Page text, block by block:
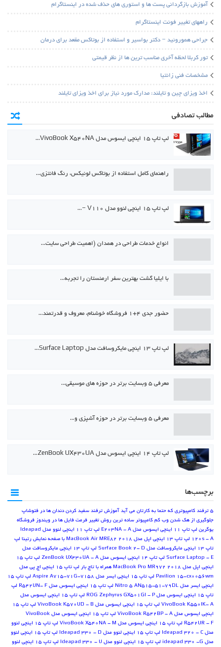
آموزش بازگردانی پست ها و استوری های حذف شده در اینستاگرام
راههای تغییر فونت اینستاگرام
جراحی هموروئید – دکتر بواسیر و استفاده از بوتاکس مقعد برای درمان
تور کربلا لحظه آخری مناسب ترین ها از نظر قیمتی
مشخصات فنی زانتیا
اخذ ویزای چین و تایلند: مدارک مورد نیاز برای اخذ ویزای تایلند
مطالب تصادفی
لپ تاپ ۱۵ اینچی ایسوس مدل VivoBook X540NA…
راهنمای کامل استفاده از بوتاکس لونیکس، رنگ فانتزی…
لپ تاپ ۱۵ اینچی لنوو مدل V110 –…
انواع خدمات طراحی در همدان (اهمیت طراحی سایت…
با ایلیا گشت بهترین سفر ارمنستان را تجربه…
حضور جدی ۴+۱ فروشگاه خوشنام، معروف و قدرتمند…
لپ تاپ ۱۳ اینچی مایکروسافت مدل Surface Laptop…
معرفی ۵ وبسایت برتر در حوزه های موسیقی…
معرفی ۵ وبسایت برتر در حوزه آشپزی و…
لپ تاپ ۱۴ اینچی ایسوس مدل ZenBook UX430UA…
برچسب‌ها
5 ترفند کامپیوتری که حتما به کارتان می آید
آموزش ترفند سفید کردن دندان ها در فتوشاپ
جلوگیری از هک شدن وب کم کامپیوتر ساده ترین روش تغییر فرمت فایل ها در ویندوز فروشگاه
یوگرین لپ تاپ 11 اینچی ایسوس مدل E203NA - A
لپ تاپ 11 اینچی لنوو مدل Ideapad
120s - A لپ تاپ 13 اینچی اپل مدل MacBook Air MRE82 2018 با صفحه نمایش رتینا
لپ
تاپ 13 اینچی مایکروسافت مدل Surface Book 2- D
لپ تاپ 13 اینچی مایکروسافت مدل
Surface Laptop - E لپ تاپ 14 اینچی ایسوس مدل ZenBook UX430UA - A
لپ تاپ 15
اینچی اپل مدل MacBook Pro MR972 2018 همراه با تاچ بار
لپ تاپ 15 اینچی اچ پی مدل
Pavilion 15-cx0056wm لپ تاپ 15 اینچی ایسر مدل Aspire A715-71G-7158
لپ تاپ 15
اینچی ایسر مدل Nitro 5 AN515-51-79DL
لپ تاپ 15 اینچی ایسوس مدل R542UN- F
لپ
تاپ 15 اینچی ایسوس مدل ROG Zephyrus GX501GI - P
لپ تاپ 15 اینچی ایسوس مدل
VivoBook K550IK- A لپ تاپ 15 اینچی ایسوس مدل VivoBook K570UD - B
لپ تاپ 15
اینچی ایسوس مدل VivoBook R542BP - A
لپ تاپ 15 اینچی ایسوس مدل VivoBook
R542UR - F لپ تاپ 15 اینچی ایسوس مدل VivoBook X540NA - M
لپ تاپ 15 اینچی لنوو
مدل Ideapad 320 - C
لپ تاپ 15 اینچی لنوو مدل Ideapad 330 - D
لپ تاپ 15 اینچی لنوو
مدل ideapad 330 -G
لپ تاپ 15 اینچی لنوو مدل Ideapad 330 - U
لپ تاپ 15 اینچی لنوو